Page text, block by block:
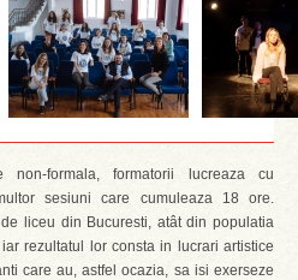
non-formala, formatorii lucreaza cu
sesiuni care cumuleaza 18 ore.
liceu din Bucuresti, atât din populatia
rezultatul lor consta in lucrari artistice
care au, astfel ocazia, sa isi exerseze